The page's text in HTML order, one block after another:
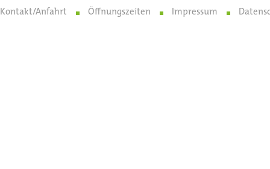
Kontakt/Anfahrt Öffnungszeiten Impressum